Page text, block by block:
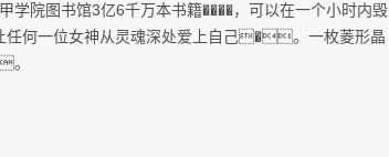
院图书馆3亿6千万本书籍����，可以在一个小时内毁
何一位女神从灵魂深处爱上自己�。一枚菱形晶
。